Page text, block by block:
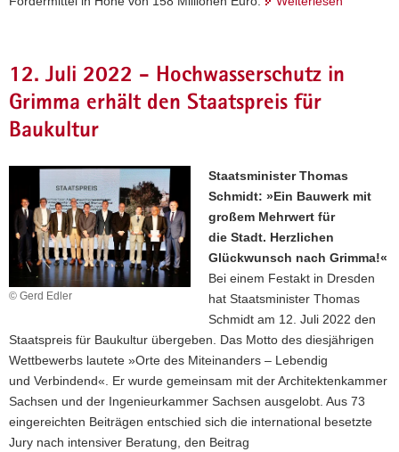
12. Juli 2022 - Hochwasserschutz in
Grimma erhält den Staatspreis für
Baukultur
© Gerd Edler
Staatsminister Thomas
Schmidt: »Ein Bauwerk mit
großem Mehrwert für
die Stadt. Herzlichen
Glückwunsch nach Grimma!«
Bei einem Festakt in Dresden
hat Staatsminister Thomas
Schmidt am 12. Juli 2022 den
Staatspreis für Baukultur übergeben. Das Motto des diesjährigen
Wettbewerbs lautete »Orte des Miteinanders – Lebendig
und Verbindend«. Er wurde gemeinsam mit der Architektenkammer
Sachsen und der Ingenieurkammer Sachsen ausgelobt. Aus 73
eingereichten Beiträgen entschied sich die international besetzte
Jury nach intensiver Beratung, den Beitrag